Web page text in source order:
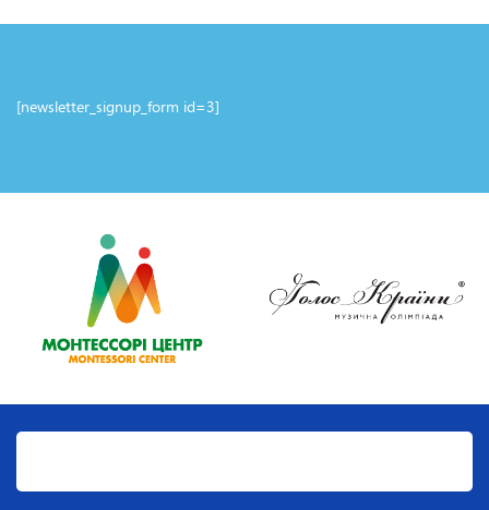
[newsletter_signup_form id=3]